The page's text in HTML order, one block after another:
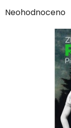
Průměrné
Neohodnoceno